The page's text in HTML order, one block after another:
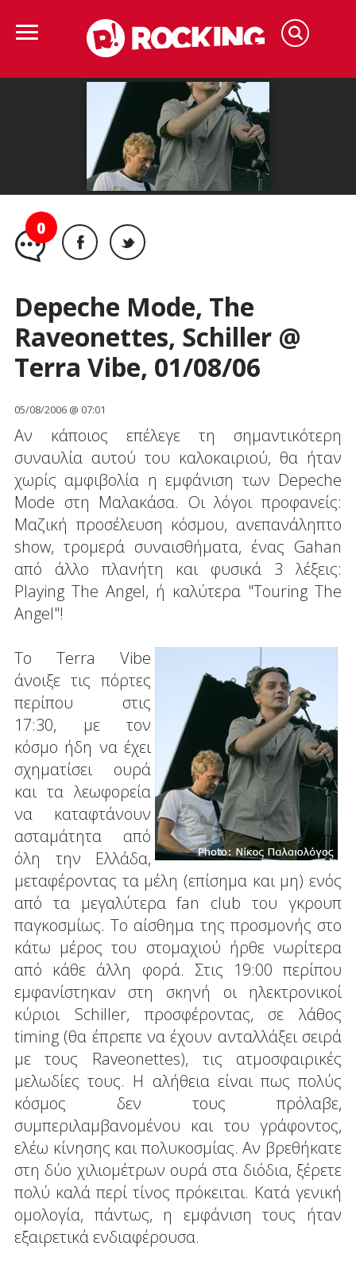
0
Depeche Mode, The
Raveonettes, Schiller @
Terra Vibe, 01/08/06
05/08/2006 @ 07:01
Αν κάποιος επέλεγε τη σημαντικότερη
συναυλία αυτού του καλοκαιριού, θα ήταν
χωρίς αμφιβολία η εμφάνιση των Depeche
Mode στη Μαλακάσα. Οι λόγοι προφανείς:
Μαζική προσέλευση κόσμου, ανεπανάληπτο
show, τρομερά συναισθήματα, ένας Gahan
από άλλο πλανήτη και φυσικά 3 λέξεις:
Playing The Angel, ή καλύτερα "Touring The
Angel"!
Το Terra Vibe
άνοιξε τις πόρτες
περίπου στις
17:30, με τον
κόσμο ήδη να έχει
σχηματίσει ουρά
και τα λεωφορεία
να καταφτάνουν
ασταμάτητα από
όλη την Ελλάδα,
μεταφέροντας τα μέλη (επίσημα και μη) ενός
από τα μεγαλύτερα fan club του γκρουπ
παγκοσμίως. Το αίσθημα της προσμονής στο
κάτω μέρος του στομαχιού ήρθε νωρίτερα
από κάθε άλλη φορά. Στις 19:00 περίπου
εμφανίστηκαν στη σκηνή οι ηλεκτρονικοί
κύριοι Schiller, προσφέροντας, σε λάθος
timing (θα έπρεπε να έχουν ανταλλάξει σειρά
με τους Raveonettes), τις ατμοσφαιρικές
μελωδίες τους. Η αλήθεια είναι πως πολύς
κόσμος δεν τους πρόλαβε,
συμπεριλαμβανομένου και του γράφοντος,
ελέω κίνησης και πολυκοσμίας. Αν βρεθήκατε
στη δύο χιλιομέτρων ουρά στα διόδια, ξέρετε
πολύ καλά περί τίνος πρόκειται. Κατά γενική
ομολογία, πάντως, η εμφάνιση τους ήταν
εξαιρετικά ενδιαφέρουσα.